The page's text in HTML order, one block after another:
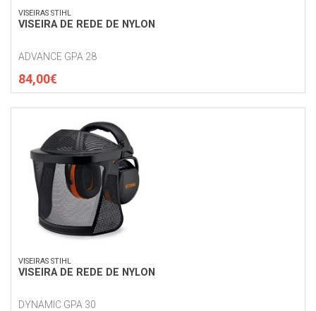
VISEIRAS STIHL
VISEIRA DE REDE DE NYLON
ADVANCE GPA 28
84,00€
VISEIRAS STIHL
VISEIRA DE REDE DE NYLON
DYNAMIC GPA 30